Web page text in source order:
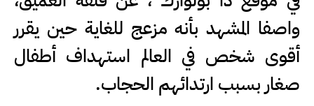
واصفا المشهد بأنه مزعج للغاية حين يقرر
أقوى شخص في العالم استهداف أطفال
صغار بسبب ارتدائهم الحجاب.